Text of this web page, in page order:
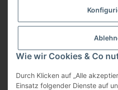
Wie wir Cookies & Co
Durch Klicken auf „Alle
Einsatz folgender Dienste auf
Herstellerinformationen